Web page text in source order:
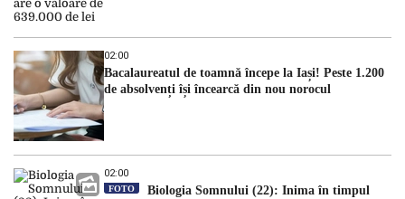
02:00
Bacalaureatul de toamnă începe la Iași! Peste 1.200
de absolvenți își încearcă din nou norocul
02:00
FOTO
Biologia Somnului (22): Inima în timpul